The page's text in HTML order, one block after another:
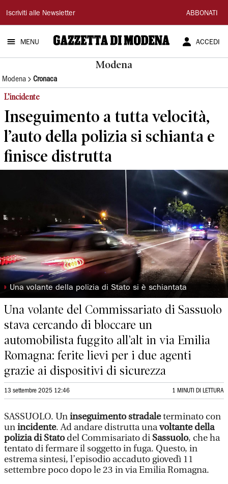
Gazzetta
di
Modena
Iscriviti alle Newsletter ABBONATI
MENU ACCEDI
Modena
Modena Cronaca
L’incidente
Inseguimento a tutta velocità,
l’auto della polizia si schianta e
finisce distrutta
◗ Una volante della polizia di Stato si è schiantata
Una volante del Commissariato di Sassuolo
stava cercando di bloccare un
automobilista fuggito all’alt in via Emilia
Romagna: ferite lievi per i due agenti
grazie ai dispositivi di sicurezza
13 settembre 2025 12:46 1 MINUTI DI LETTURA
SASSUOLO. Uninseguimento stradaleterminato con
unincidente. Ad andare distrutta unavoltante della
polizia di Statodel Commisariato di Sassuolo, che ha
tentato di fermare il soggetto in fuga. Questo, in
estrema sintesi, l’episodio accaduto giovedì 11
settembre poco dopo le 23 in via Emilia Romagna.